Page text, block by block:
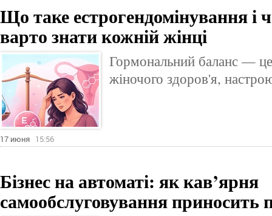
Що таке естрогендомінування і
варто знати кожній жінці
Гормональний баланс —
жіночого здоров'я,
17 июня 15:56
Бізнес на автоматі: як кав’ярня
самообслуговування приносить